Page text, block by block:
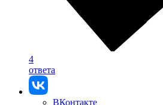
4
ответа
ВКонтакте